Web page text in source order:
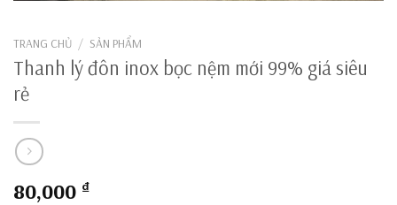
TRANG CHỦ / SẢN PHẨM
Thanh lý đôn inox bọc nệm mới 99% giá siêu
rẻ
80,000 ₫